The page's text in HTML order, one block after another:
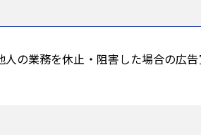
の業務を休止・阻害した場合の広